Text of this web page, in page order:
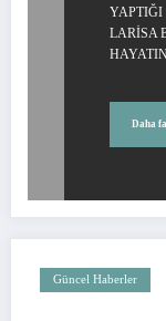
YAPTIĞI
LARİSA
Daha
Güncel Haberler